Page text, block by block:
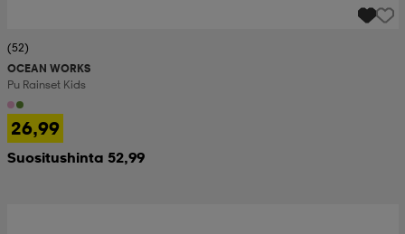
(52)
OCEAN WORKS
Pu Rainset Kids
26,99
Suositushinta 52,99